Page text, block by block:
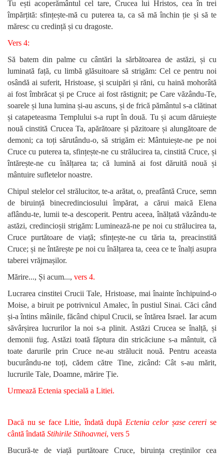
Tu ești acoperământul cel tare, Crucea lui Hristos, cea în trei
împărțită: sfințește-mă cu puterea ta, ca să mă închin ție și să te
măresc cu credință și cu dragoste.
Vers 4:
Să batem din palme cu cântări la sărbătoarea de astăzi, și cu
luminată față, cu limbă glăsuitoare să strigăm: Cel ce pentru noi
osândă ai suferit, Hristoase, și scuipări și răni, cu haină mohorâtă
ai fost îmbrăcat și pe Cruce ai fost răstignit; pe Care văzându-Te,
soarele și luna lumina și-au ascuns, și de frică pământul s-a clătinat
și catapeteasma Templului s-a rupt în două. Tu și acum dăruiește
nouă cinstită Crucea Ta, apărătoare și păzitoare și alungătoare de
demoni; ca toți sărutându-o, să strigăm ei: Mântuiește-ne pe noi
Cruce cu puterea ta, sfințește-ne cu strălucirea ta, cinstită Cruce, și
întărește-ne cu înălțarea ta; că lumină ai fost dăruită nouă și
mântuire sufletelor noastre.
Chipul stelelor cel strălucitor, te-a arătat, o, preafântă Cruce, semn
de biruință binecredinciosului împărat, a cărui maică Elena
aflându-te, lumii te-a descoperit. Pentru aceea, înălțată văzându-te
astăzi, credincioșii strigăm: Luminează-ne pe noi cu strălucirea ta,
Cruce purtătoare de viață; sfințește-ne cu tăria ta, preacinstită
Cruce; și ne întărește pe noi cu înălțarea ta, ceea ce te înalți asupra
taberei vrăjmașilor.
Mărire..., Și acum..., vers 4.
Lucrarea cinstitei Crucii Tale, Hristoase, mai înainte închipuind-o
Moise, a biruit pe potrivnicul Amalec, în pustiul Sinai. Căci când
și-a întins mâinile, făcând chipul Crucii, se întărea Israel. Iar acum
săvârșirea lucrurilor la noi s-a plinit. Astăzi Crucea se înalță, și
demonii fug. Astăzi toată făptura din stricăciune s-a mântuit, că
toate darurile prin Cruce ne-au strălucit nouă. Pentru aceasta
bucurându-ne toți, cădem către Tine, zicând: Cât s-au mărit,
lucrurile Tale, Doamne, mărire Ție.
Urmează Ectenia specială a Litiei.
Dacă nu se face Litie, îndată după Ectenia celor șase cereri se
cântă îndată Stihirile Stihoavnei, vers 5
Bucură-te de viață purtătoare Cruce, biruința creștinilor cea